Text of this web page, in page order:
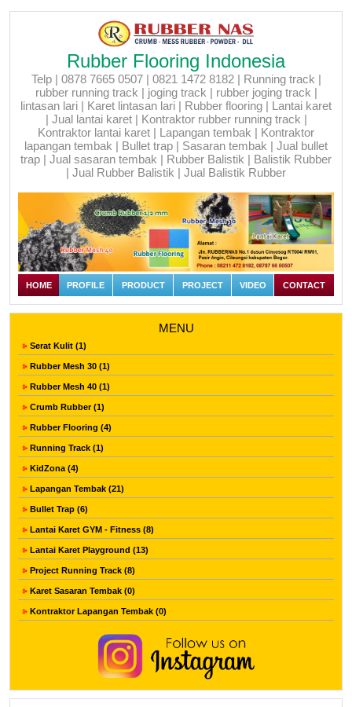
Rubber Flooring Indonesia
Telp | 0878 7665 0507 | 0821 1472 8182 | Running track |
rubber running track | joging track | rubber joging track |
lintasan lari | Karet lintasan lari | Rubber flooring | Lantai karet
| Jual lantai karet | Kontraktor rubber running track |
Kontraktor lantai karet | Lapangan tembak | Kontraktor
lapangan tembak | Bullet trap | Sasaran tembak | Jual bullet
trap | Jual sasaran tembak | Rubber Balistik | Balistik Rubber
| Jual Rubber Balistik | Jual Balistik Rubber
HOME PROFILE PRODUCT PROJECT VIDEO CONTACT
MENU
Serat Kulit (1)
Rubber Mesh 30 (1)
Rubber Mesh 40 (1)
Crumb Rubber (1)
Rubber Flooring (4)
Running Track (1)
KidZona (4)
Lapangan Tembak (21)
Bullet Trap (6)
Lantai Karet GYM - Fitness (8)
Lantai Karet Playground (13)
Project Running Track (8)
Karet Sasaran Tembak (0)
Kontraktor Lapangan Tembak (0)